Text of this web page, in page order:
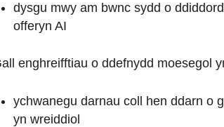
dysgu mwy am bwnc sydd o
offeryn AI
enghreifftiau o ddefnydd moesegol
ychwanegu darnau coll hen ddarn o
yn wreiddiol